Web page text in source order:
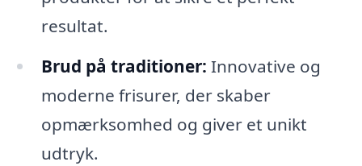
resultat.
Brud på traditioner: Innovative og
moderne frisurer, der skaber
opmærksomhed og giver et unikt
udtryk.